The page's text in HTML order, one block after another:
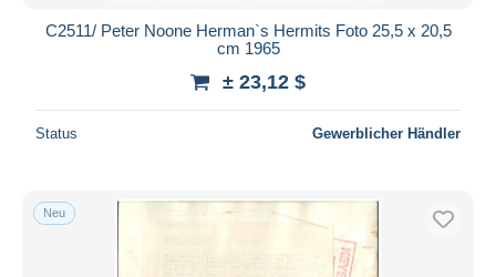
C2511/ Peter Noone Herman`s Hermits Foto 25,5 x 20,5
cm 1965
± 23,12 $
Status Gewerblicher Händler
Neu